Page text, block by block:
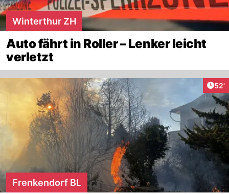
Winterthur ZH
Auto fährt in Roller – Lenker leicht
verletzt
52'
Frenkendorf BL